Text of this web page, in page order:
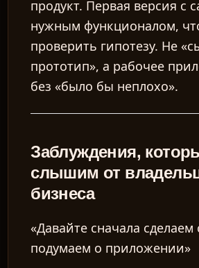
продукт. Первая версия с
нужным функционалом,
проверить гипотезу. Не
прототип», а рабочее
без «было бы неплохо».
Заблуждения,
слышим от
бизнеса
«Давайте сначала сделаем
подумаем о приложении»